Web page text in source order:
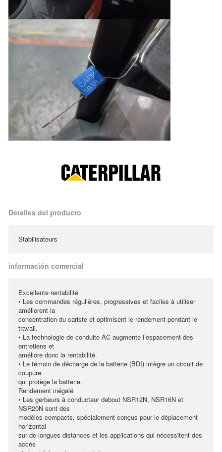
Detalles del producto
Stabilisateurs
información comercial
Excellente rentabilité
• Les commandes régulières, progressives et faciles à utiliser
améliorent la
concentration du cariste et optimisent le rendement pendant le
travail.
• La technologie de conduite AC augmente l’espacement des
entretiens et
améliore donc la rentabilité.
• Le témoin de décharge de la batterie (BDI) intègre un circuit de
coupure
qui protège la batterie.
Rendement inégalé
• Les gerbeurs à conducteur debout NSR12N, NSR16N et
NSR20N sont des
modèles compacts, spécialement conçus pour le déplacement
horizontal
sur de longues distances et les applications qui nécessitent des
accès